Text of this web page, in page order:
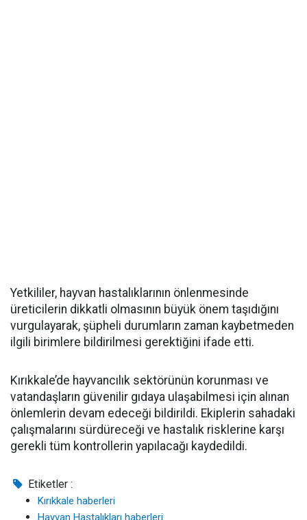
Yetkililer, hayvan hastalıklarının önlenmesinde
üreticilerin dikkatli olmasının büyük önem taşıdığını
vurgulayarak, şüpheli durumların zaman kaybetmeden
ilgili birimlere bildirilmesi gerektiğini ifade etti.
Kırıkkale’de hayvancılık sektörünün korunması ve
vatandaşların güvenilir gıdaya ulaşabilmesi için alınan
önlemlerin devam edeceği bildirildi. Ekiplerin sahadaki
çalışmalarını sürdüreceği ve hastalık risklerine karşı
gerekli tüm kontrollerin yapılacağı kaydedildi.
Etiketler :
Kırıkkale haberleri
Hayvan Hastalıkları haberleri